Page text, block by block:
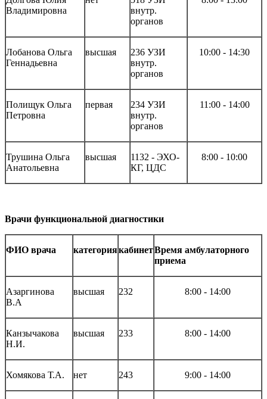
Владимировна
внутр.
органов
Лобанова Ольга
Геннадьевна
высшая
236 УЗИ
внутр.
органов
10:00 - 14:30
Полищук Ольга
Петровна
первая
234 УЗИ
внутр.
органов
11 :00 - 14:00
Трушина Ольга
Анатольевна
высшая
1132 - ЭХО-
КГ, ЦДС
8:00 - 10:00
Врачи функциональной диагностики
ФИО врача категориякабинетВремя амбулаторного
приема
Азаргинова
В.А
высшая 232 8:00 - 14:00
Канзычакова
Н.И.
высшая 233 8:00 - 14:00
Хомякова Т.А. нет 243 9:00 - 14:00